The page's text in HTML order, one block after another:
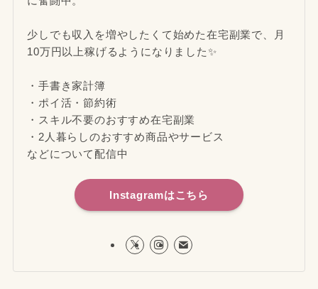
少しでも収入を増やしたくて始めた在宅副業で、月
10万円以上稼げるようになりました✨
・手書き家計簿
・ポイ活・節約術
・スキル不要のおすすめ在宅副業
・2人暮らしのおすすめ商品やサービス
などについて配信中
Instagramはこちら